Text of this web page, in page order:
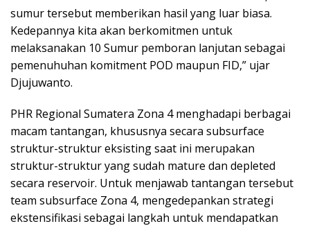
sumur tersebut memberikan hasil yang luar biasa.
Kedepannya kita akan berkomitmen untuk
melaksanakan 10 Sumur pemboran lanjutan sebagai
pemenuhuhan komitment POD maupun FID,” ujar
Djujuwanto.
PHR Regional Sumatera Zona 4 menghadapi berbagai
macam tantangan, khususnya secara subsurface
struktur-struktur eksisting saat ini merupakan
struktur-struktur yang sudah mature dan depleted
secara reservoir. Untuk menjawab tantangan tersebut
team subsurface Zona 4, mengedepankan strategi
ekstensifikasi sebagai langkah untuk mendapatkan